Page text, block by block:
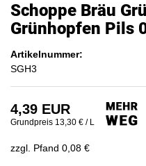
Schoppe Bräu
Grünhopfen Pils
Artikelnummer:
SGH3
4,39 EUR
Grundpreis 13,30 € / L
zzgl. Pfand 0,08 €